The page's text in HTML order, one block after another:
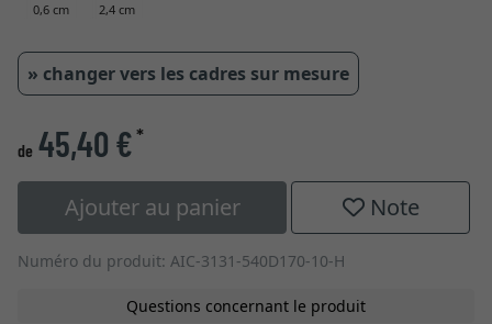
0,6 cm 2,4 cm
» changer vers les cadres sur mesure
de 45,40 €*
Ajouter au panier Note
Numéro du produit: AIC-3131-540D170-10-H
Questions concernant le produit